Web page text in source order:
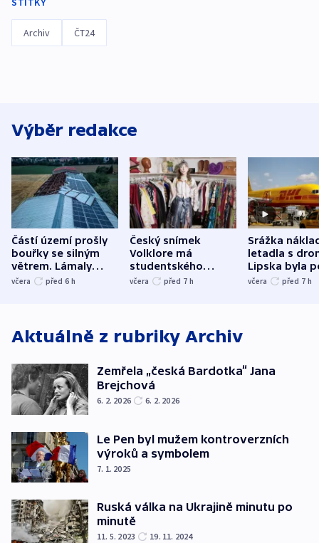
Archiv ČT24
Výběr redakce
Částí území prošly
bouřky se silným
větrem. Lámaly
stromy a poničily
včera před 6 h
Český snímek
Volklore má
studentského
Oscara, zabojuje o
včera před 7 h
Srážka
letadla s
Lipska byla
německého
včera před 7 h
Aktuálně z rubriky Archiv
Zemřela „česká Bardotka“ Jana
Brejchová
6. 2. 2026 6. 2. 2026
Le Pen byl mužem kontroverzních
výroků a symbolem
7. 1. 2025
Ruská válka na Ukrajině minutu po
minutě
11. 5. 2023 19. 11. 2024